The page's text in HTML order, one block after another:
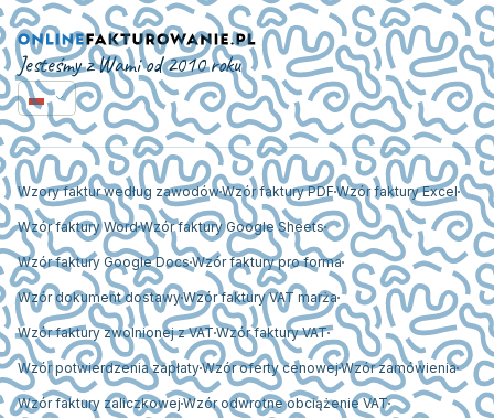
Jesteśmy z Wami od 2010 roku
Wzory faktur według zawodówWzór faktury PDF Wzór faktury Excel
Wzór faktury WordWzór faktury Google Sheets
Wzór faktury Google DocsWzór faktury pro forma
Wzór dokument dostawyWzór faktury VAT marża
Wzór faktury zwolnionej z VAT Wzór faktury VAT
Wzór potwierdzenia zapłatyWzór oferty cenowejWzór zamówienia
Wzór faktury zaliczkowej Wzór odwrotne obciążenie VAT